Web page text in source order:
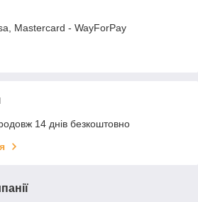
Mastercard - WayForPay
14 днів безкоштовно